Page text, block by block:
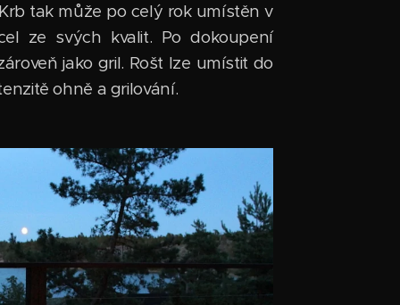
tak může po celý rok umístěn v
ze svých kvalit. Po dokoupení
jako gril. Rošt lze umístit do
ohně a grilování.